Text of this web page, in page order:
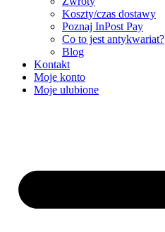
Koszty/czas dostawy
Poznaj InPost Pay
Co to jest antykwariat?
Blog
Kontakt
Moje konto
Moje ulubione